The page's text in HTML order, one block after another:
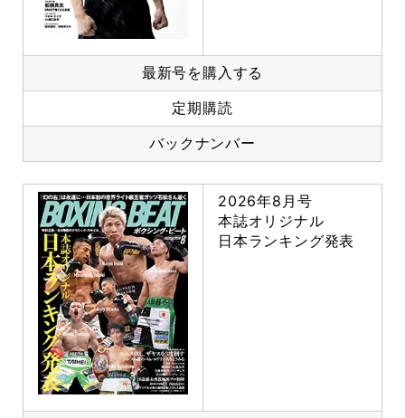
最新号を購入する
定期購読
バックナンバー
2026年8月号
本誌オリジナル
日本ランキング発表